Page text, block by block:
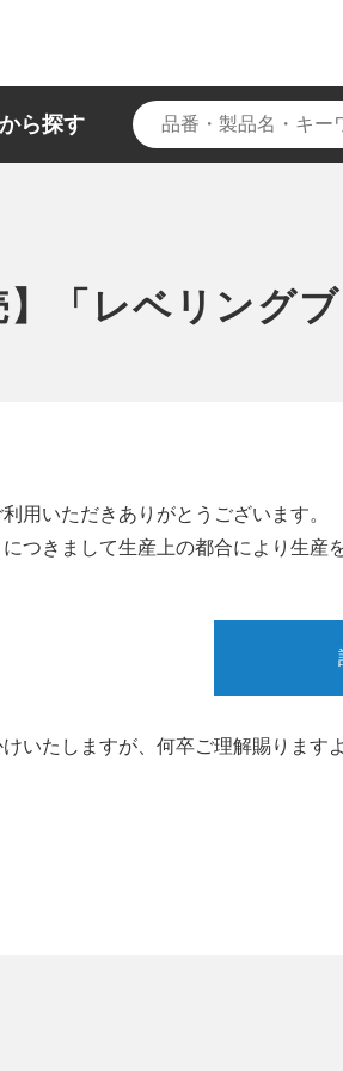
ら探す
】「レベリング
用いただきありがとうございます。
につきまして生産上の都合により生
いたしますが、何卒ご理解賜ります